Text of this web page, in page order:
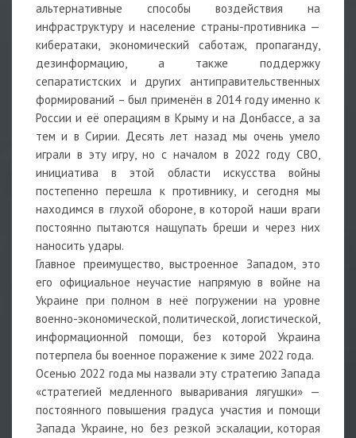
альтернативные способы воздействия на
инфраструктуру и население страны-противника —
кибератаки, экономический саботаж, пропаганду,
дезинформацию, а также поддержку
сепаратистских и других антиправительственных
формирований – был применён в 2014 году именно к
России и её операциям в Крыму и на Донбассе, а за
тем и в Сирии. Десять лет назад мы очень умело
играли в эту игру, но с началом в 2022 году СВО,
инициатива в этой области искусства войны
постепенно перешла к противнику, и сегодня мы
находимся в глухой обороне, в которой наши враги
постоянно пытаются нащупать бреши и через них
наносить удары.
Главное преимущество, выстроенное Западом, это
его официальное неучастие напрямую в войне на
Украине при полном в неё погружении на уровне
военно-экономической, политической, логистической,
информационной помощи, без которой Украина
потерпела бы военное поражение к зиме 2022 года.
Осенью 2022 года мы назвали эту стратегию Запада
«стратегией медленного вываривания лягушки» —
постоянного повышения градуса участия и помощи
Запада Украине, но без резкой эскалации, которая